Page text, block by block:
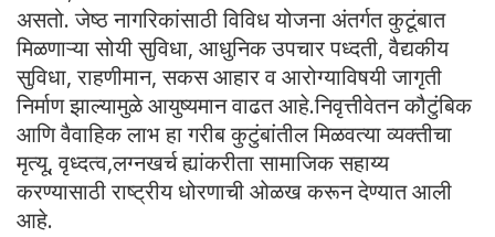
असतो. जेष्ठ नागरिकांसाठी विविध योजना अंतर्गत कुटूंबात
मिळणाऱ्या सोयी सुविधा, आधुनिक उपचार पध्दती, वैद्यकीय
सुविधा, राहणीमान, सकस आहार व आरोग्याविषयी जागृती
निर्माण झाल्यामुळे आयुष्यमान वाढत आहे.निवृत्तीवेतन कौटुंबिक
आणि वैवाहिक लाभ हा गरीब कुटुंबांतील मिळवत्या व्यक्तीचा
मृत्यू, वृध्‍दत्‍व,लग्‍नखर्च ह्यांकरीता सामाजिक सहाय्य
करण्यासाठी राष्ट्रीय धोरणाची ओळख करून देण्‍यात आली
आहे.